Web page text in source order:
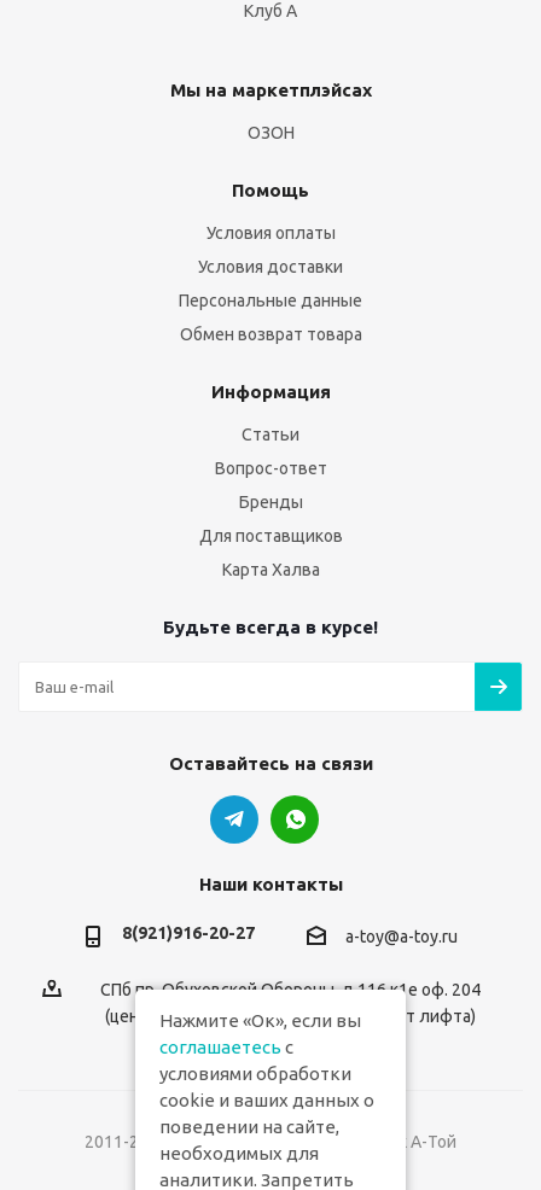
Клуб А
Мы на маркетплэйсах
ОЗОН
Помощь
Условия оплаты
Условия доставки
Персональные данные
Обмен возврат товара
Информация
Статьи
Вопрос-ответ
Бренды
Для поставщиков
Карта Халва
Будьте всегда в курсе!
Оставайтесь на связи
Наши контакты
8(921)916-20-27 a-toy@a-toy.ru
СПб пр. Обуховской Обороны, д.116 к1е оф. 204
(центральный вход 2-й этаж справа от лифта)
2011-2026 © Интернет-магазин игрушек А-Той
Нажмите «Ок», если вы
соглашаетесь с
условиями обработки
cookie и ваших данных о
поведении на сайте,
необходимых для
аналитики. Запретить